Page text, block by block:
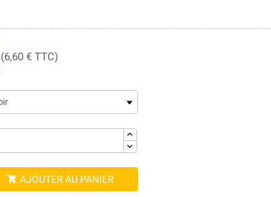
(6,60 € TTC)
 AJOUTER AU PANIER